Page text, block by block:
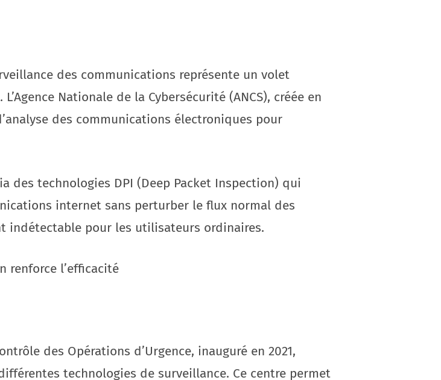
des communications représente un volet
Nationale de la Cybersécurité (ANCS), créée en
des communications électroniques pour
des technologies DPI (Deep Packet Inspection) qui
internet sans perturber le flux normal des
indétectable pour les utilisateurs ordinaires.
renforce l’efficacité
des Opérations d’Urgence, inauguré en 2021,
technologies de surveillance. Ce centre permet